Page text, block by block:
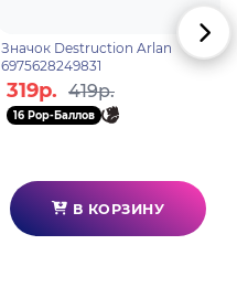
Значок Destruction Arlan
6975628249831
319р. 419р.
16 Pop-Баллов
В КОРЗИНУ